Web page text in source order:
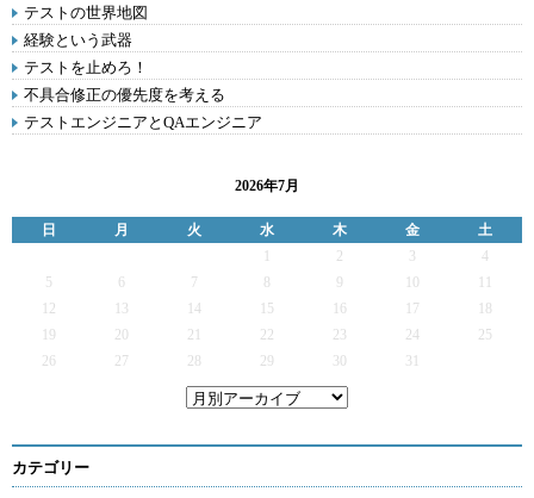
テストの世界地図
経験という武器
テストを止めろ！
不具合修正の優先度を考える
テストエンジニアとQAエンジニア
2026年7月
日 月 火 水 木 金
土
1
2 3
4
5
6 7 8 9 10
11
12
13 14 15 16 17
18
19
20 21 22 23 24
25
26
27 28 29 30 31
カテゴリー